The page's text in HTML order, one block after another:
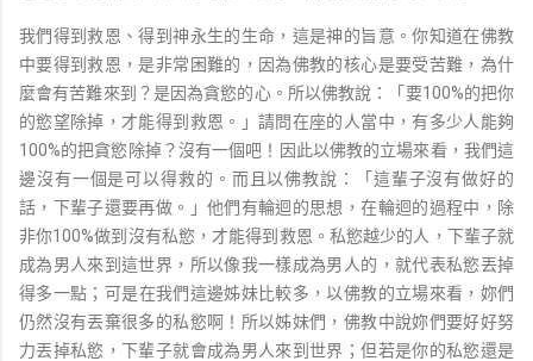
我們得到救恩、得到神永生的生命，這是神的旨意。你知道在佛教
中要得到救恩，是非常困難的，因為佛教的核心是要受苦難，為什
麼會有苦難來到？是因為貪慾的心。所以佛教說：「要100%的把你
的慾望除掉，才能得到救恩。」請問在座的人當中，有多少人能夠
100%的把貪慾除掉？沒有一個吧！因此以佛教的立場來看，我們這
邊沒有一個是可以得救的。而且以佛教說：「這輩子沒有做好的
話，下輩子還要再做。」他們有輪迴的思想，在輪迴的過程中，除
非你100%做到沒有私慾，才能得到救恩。私慾越少的人，下輩子就
成為男人來到這世界，所以像我一樣成為男人的，就代表私慾丟掉
得多一點；可是在我們這邊姊妹比較多，以佛教的立場來看，妳們
仍然沒有丟棄很多的私慾啊！所以姊妹們，佛教中說妳們要好好努
力丟掉私慾，下輩子就會成為男人來到世界；但若是你的私慾還是